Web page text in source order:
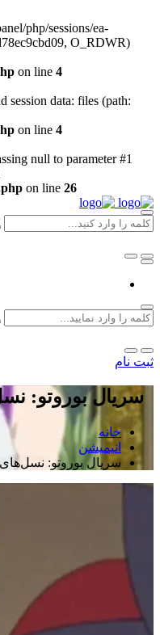
php/sessions/ea-
O_RDWR)
on line 4
session data: files (path:
on line 4
null to parameter #1
on line 26
ثبت نام
سریال بوروتو:
خانه
انیمیشن
سریال بوروتو: نسل‌های